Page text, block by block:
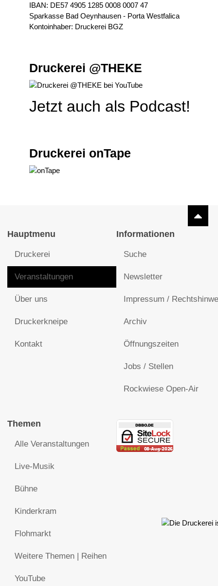
IBAN: DE57 4905 1285 0008 0007 47
Sparkasse Bad Oeynhausen - Porta Westfalica
Kontoinhaber: Druckerei BGZ
Druckerei @THEKE
Jetzt auch als Podcast!
Druckerei onTape
Hauptmenu
Druckerei
Veranstaltungen
Über uns
Druckerkneipe
Kontakt
Informationen
Suche
Newsletter
Impressum /
Archiv
Öffnungszeiten
Jobs / Stellen
Rockwiese Open-Air
Themen
Alle Veranstaltungen
Live-Musik
Bühne
Kinderkram
Flohmarkt
Weitere Themen | Reihen
YouTube